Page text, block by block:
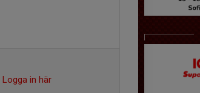
Logga in här